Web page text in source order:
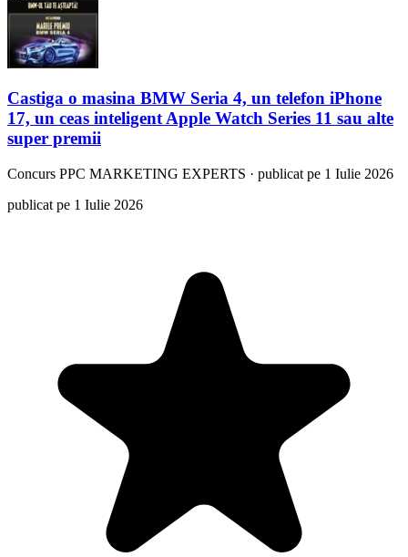
Castiga o masina BMW Seria 4, un telefon iPhone
17, un ceas inteligent Apple Watch Series 11 sau alte
super premii
Concurs PPC MARKETING EXPERTS · publicat pe 1 Iulie 2026
publicat pe 1 Iulie 2026